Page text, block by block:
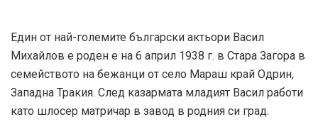
Един от най-големите български актьори Васил
Михайлов е роден е на 6 април 1938 г. в Стара Загора в
семейството на бежанци от село Мараш край Одрин,
Западна Тракия. След казармата младият Васил работи
като шлосер матричар в завод в родния си град.